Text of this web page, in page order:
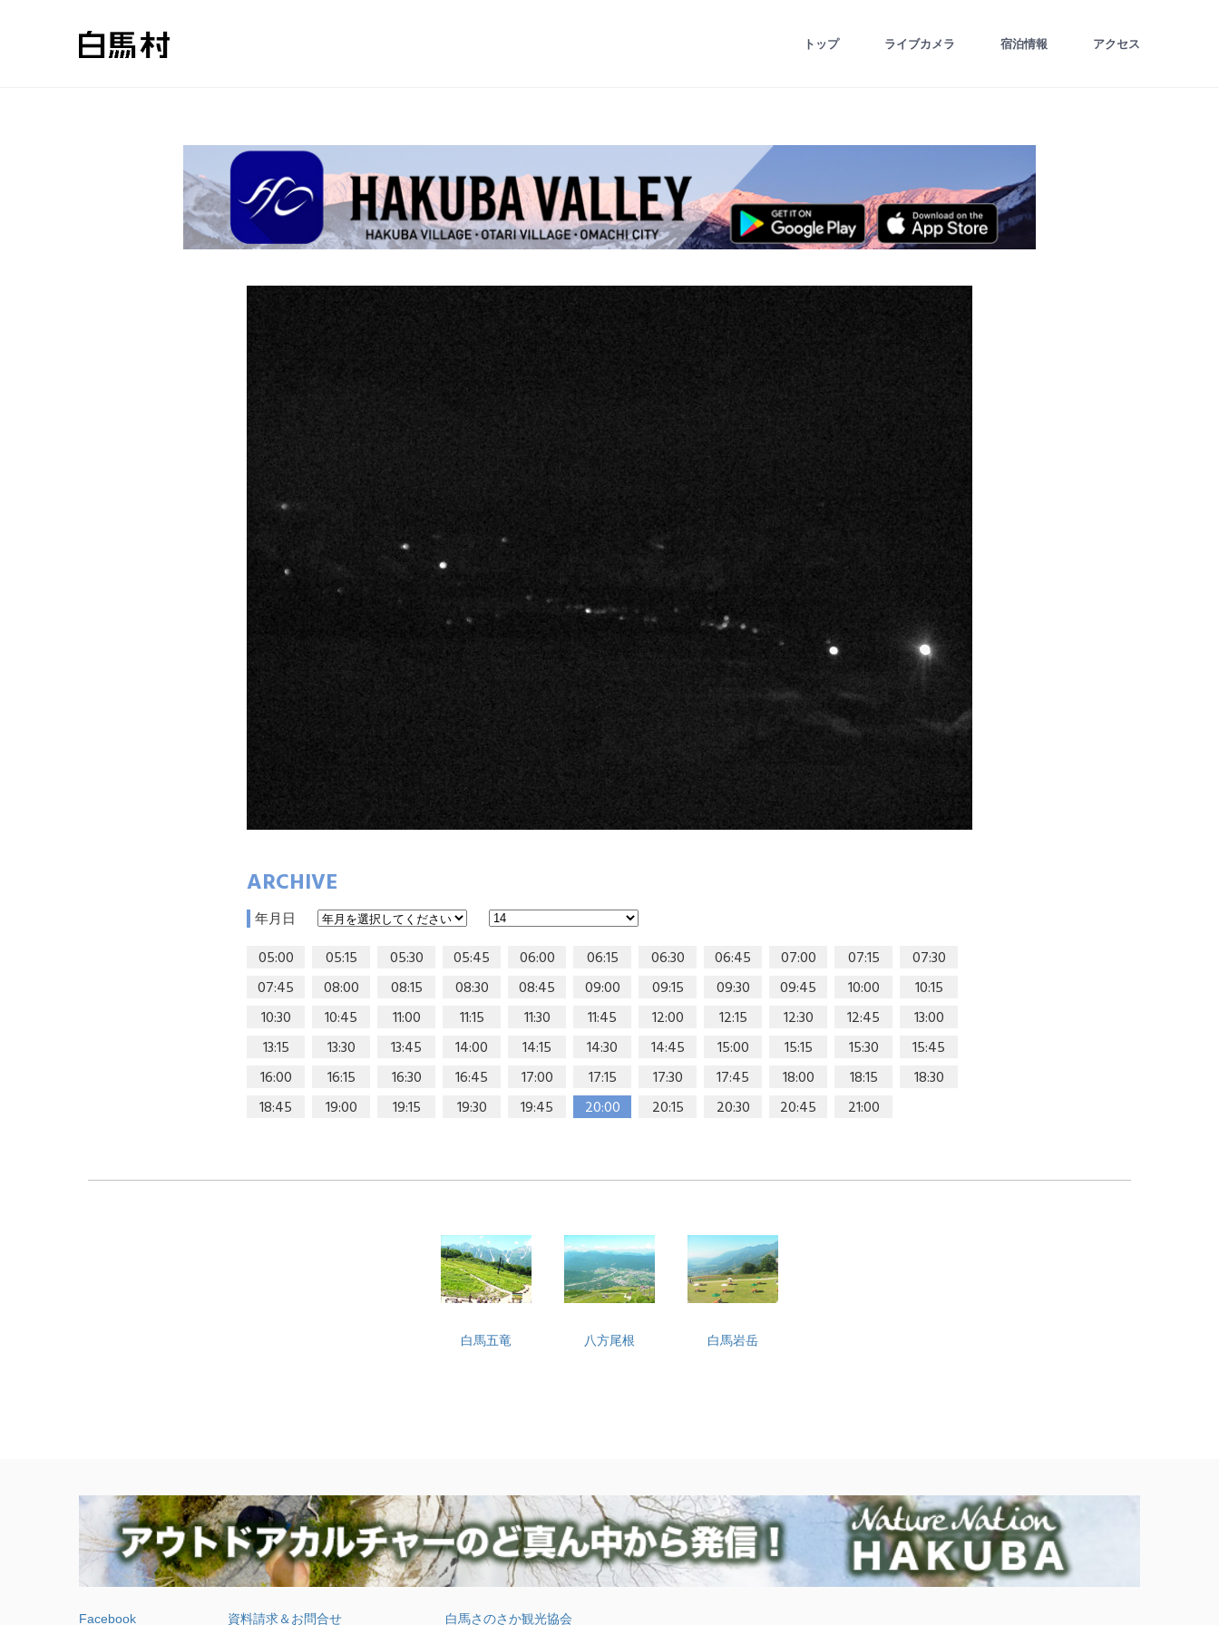
トップ ライブカメラ 宿泊情報 アクセス
ARCHIVE
年月日
05:00 05:15 05:30 05:45 06:00 06:15 06:30 06:45 07:00 07:15
07:30
07:45
08:00 08:15 08:30 08:45 09:00 09:15 09:30 09:45 10:00
10:15
10:30
10:45 11:00 11:15 11:30 11:45 12:00 12:15 12:30 12:45
13:00
13:15
13:30 13:45 14:00 14:15 14:30 14:45 15:00 15:15 15:30
15:45
16:00
16:15 16:30 16:45 17:00 17:15 17:30 17:45 18:00 18:15
18:30
18:45
19:00 19:15 19:30 19:45 20:00 20:15 20:30 20:45 21:00
白馬五竜 八方尾根 白馬岩岳